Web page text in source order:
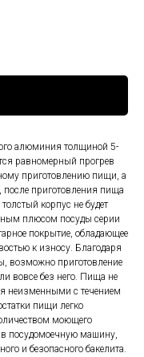
алюминия толщиной 5-
равномерный прогрев
приготовлению пищи, а
приготовления пища
корпус не будет
плюсом посуды серии
покрытие, обладающее
к износу. Благодаря
возможно приготовление
вовсе без него. Пища не
неизменными с течением
пищи легко
моющего
в посудомоечную машину,
и безопасного бакелита.